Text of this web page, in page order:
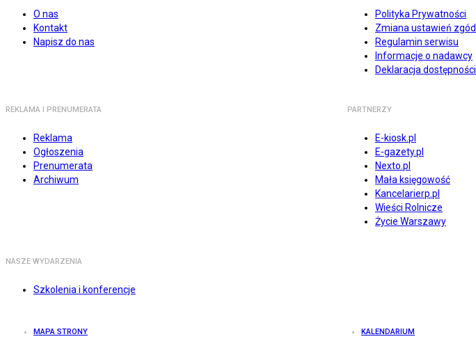
O nas
Kontakt
Napisz do nas
Polityka Prywatności
Zmiana ustawień zgód
Regulamin serwisu
Informacje o nadawcy
Deklaracja dostępności
REKLAMA I PRENUMERATA
Reklama
Ogłoszenia
Prenumerata
Archiwum
PARTNERZY
E-kiosk.pl
E-gazety.pl
Nexto.pl
Mała księgowość
Kancelarierp.pl
Wieści Rolnicze
Życie Warszawy
NASZE WYDARZENIA
Szkolenia i konferencje
MAPA STRONY KALENDARIUM